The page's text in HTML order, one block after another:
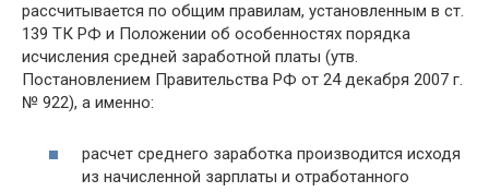
рассчитывается по общим правилам, установленным в ст.
139 ТК РФ и Положении об особенностях порядка
исчисления средней заработной платы (утв.
Постановлением Правительства РФ от 24 декабря 2007 г.
№ 922), а именно:
расчет среднего заработка производится исходя
из начисленной зарплаты и отработанного